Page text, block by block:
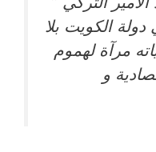
الكويت بلا
مرآة لهموم
و